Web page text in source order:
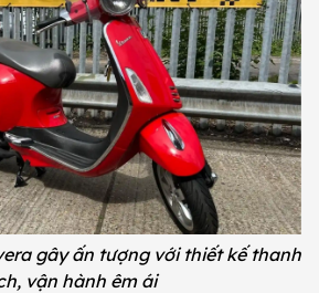
gây ấn tượng với thiết kế thanh
vận hành êm ái